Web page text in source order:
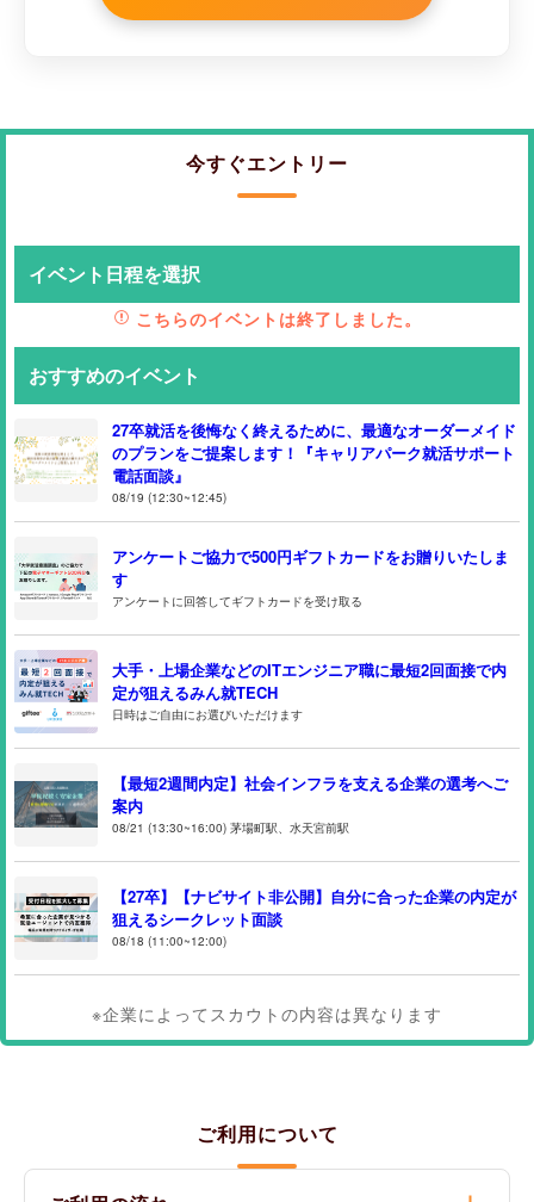
今すぐエントリー
イベント日程を選択
こちらのイベントは終了しました。
おすすめのイベント
27卒就活を後悔なく終えるために、最適なオーダーメイド
のプランをご提案します！『キャリアパーク就活サポート
電話面談』
08/19 (12:30~12:45)
アンケートご協力で500円ギフトカードをお贈りいたしま
す
アンケートに回答してギフトカードを受け取る
大手・上場企業などのITエンジニア職に最短2回面接で内
定が狙えるみん就TECH
日時はご自由にお選びいただけます
【最短2週間内定】社会インフラを支える企業の選考へご
案内
08/21 (13:30~16:00) 茅場町駅、水天宮前駅
【27卒】【ナビサイト非公開】自分に合った企業の内定が
狙えるシークレット面談
08/18 (11:00~12:00)
※企業によってスカウトの内容は異なります
ご利用について